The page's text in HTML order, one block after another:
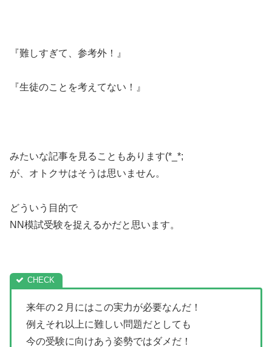
『難しすぎて、参考外！』
『生徒のことを考えてない！』
みたいな記事を見ることもあります(*_*;
が、オトクサはそうは思いません。
どういう目的で
NN模試受験を捉えるかだと思います。
来年の２月にはこの実力が必要なんだ！
例えそれ以上に難しい問題だとしても
今の受験に向けあう姿勢ではダメだ！